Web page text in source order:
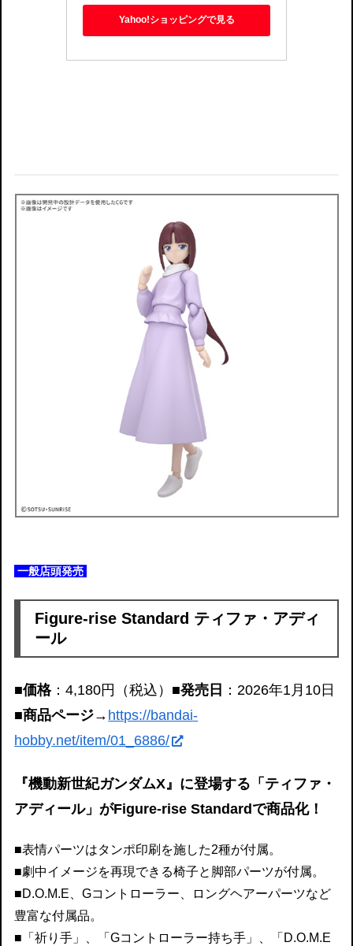
Yahoo!ショッピングで見る
一般店頭発売
Figure-rise Standard ティファ・アディ
ール
■価格：4,180円（税込） ■発売日 ：2026年1月10日
■商品ページ→ https://bandai-
hobby.net/item/01_6886/
『機動新世紀ガンダムX』に登場する「ティファ・
アディール」がFigure-rise Standardで商品化！
■表情パーツはタンポ印刷を施した2種が付属。
■劇中イメージを再現できる椅子と脚部パーツが付属。
■D.O.M.E、Gコントローラー、ロングヘアーパーツなど
豊富な付属品。
■「祈り手」、「Gコントローラー持ち手」、「D.O.M.E